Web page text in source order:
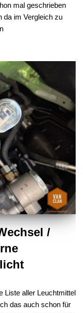
mal geschrieben
da im Vergleich zu
/
Liste aller Leuchtmittel
das auch schon für